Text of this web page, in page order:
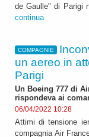
de Gaulle" di Parigi
continua
COMPAGNIE
un aereo in
Parigi
Un Boeing 777 di
rispondeva ai
06/04/2022 10:28
Attimi di tensione
compagnia Air